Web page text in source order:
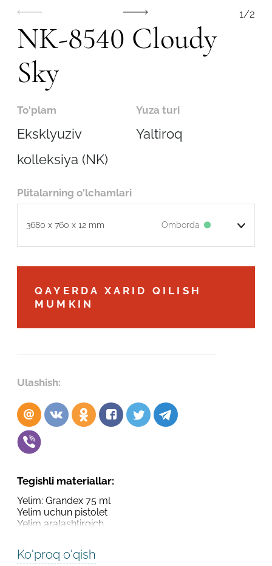
1/2
NK-8540 Cloudy
Sky
To'plam
Eksklyuziv
kolleksiya (NK)
Yuza turi
Yaltiroq
Plitalarning o'lchamlari
3680 x 760 x 12 mm Omborda
QAYERDA XARID QILISH
MUMKIN
Ulashish:
Tegishli materiallar:
Yelim: Grandex 75 ml
Yelim uchun pistolet
Yelim aralashtirgich
Ko'proq o'qish
Robot emasligingizni tasdiqlang
ARIZANI YUBORISH
Robot emasligingizni tasdiqlang